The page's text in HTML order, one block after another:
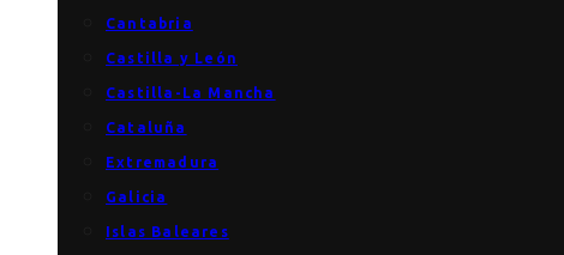
Cantabria
Castilla y León
Castilla-La Mancha
Cataluña
Extremadura
Galicia
Islas Baleares